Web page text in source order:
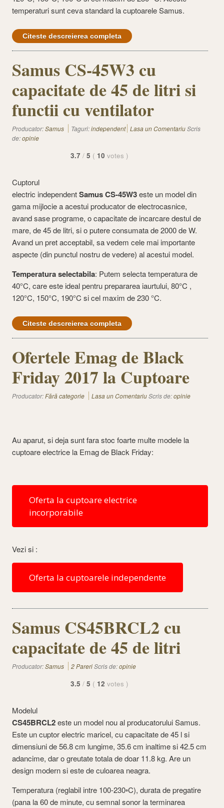
temperaturi sunt ceva standard la cuptoarele Samus.
Citeste descreierea completa
Samus CS-45W3 cu
capacitate de 45 de litri si
functii cu ventilator
Producator:Samus Taguri:independent Lasa un ComentariuScris
de:opinie
3.7 / 5 ( 10 votes )
Cuptorul
electric independentSamus CS-45W3este un model din
gama mijlocie a acestui producator de electrocasnice,
avand sase programe, o capacitate de incarcare destul de
mare, de 45 de litri, si o putere consumata de 2000 de W.
Avand un pret acceptabil, sa vedem cele mai importante
aspecte (din punctul nostru de vedere) al acestui model.
Temperatura selectabila: Putem selecta temperatura de
40°C, care este ideal pentru prepararea iaurtului, 80°C ,
120°C, 150°C, 190°C si cel maxim de 230 °C.
Citeste descreierea completa
Ofertele Emag de Black
Friday 2017 la Cuptoare
Producator:Fără categorie Lasa un ComentariuScris de:opinie
Au aparut, si deja sunt fara stoc foarte multe modele la
cuptoare electrice la Emag de Black Friday:
Oferta la cuptoare electrice
incorporabile
Vezi si :
Oferta la cuptoarele independente
Samus CS45BRCL2 cu
capacitate de 45 de litri
Producator:Samus 2 PareriScris de:opinie
3.5 / 5 ( 12 votes )
Modelul
CS45BRCL2este un model nou al producatorului Samus.
Este un cuptor electric maricel, cu capacitate de 45 l si
dimensiuni de 56.8 cm lungime, 35.6 cm inaltime si 42.5 cm
adancime, dar o greutate totala de doar 11.8 kg. Are un
design modern si este de culoarea neagra.
Temperatura (reglabil intre 100-230◦C), durata de pregatire
(pana la 60 de minute, cu semnal sonor la terminarea